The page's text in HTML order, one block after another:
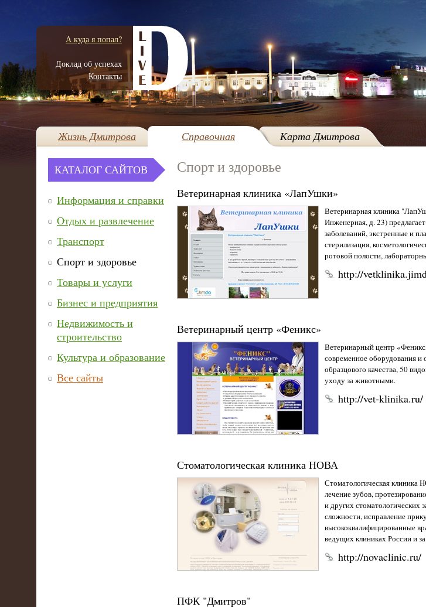
А куда я попал?
Доклад об успехах
Контакты
Жизнь Дмитрова Справочная Карта Дмитрова
КАТАЛОГ САЙТОВ
Информация и справки
Отдых и развлечение
Транспорт
Спорт и здоровье
Товары и услуги
Бизнес и предприятия
Недвижимость и
строительство
Культура и образование
Все сайты
Спорт и здоровье
Ветеринарная клиника «ЛапУшки»
Ветеринарная клиника
Инженерная, д. 23)
заболеваний, экстренные и
стерилизация,
ротовой полости,
http://
Ветеринарный центр «Феникс»
Ветеринарный центр
современное оборудования
образцового качества, 50
уходу за животными.
http://vet-klinika.ru/
Стоматологическая клиника НОВА
Стоматологическая клиника
лечение зубов,
и других стоматологических
сложности, исправление
высококвалифицированные
ведущих клиниках России и
http://novaclinic.ru/
ПФК "Дмитров"